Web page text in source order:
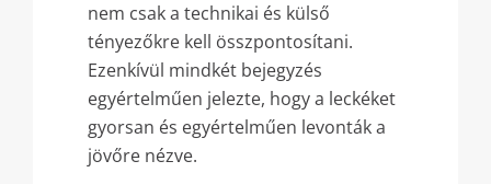
nem csak a technikai és külső
tényezőkre kell összpontosítani.
Ezenkívül mindkét bejegyzés
egyértelműen jelezte, hogy a leckéket
gyorsan és egyértelműen levonták a
jövőre nézve.